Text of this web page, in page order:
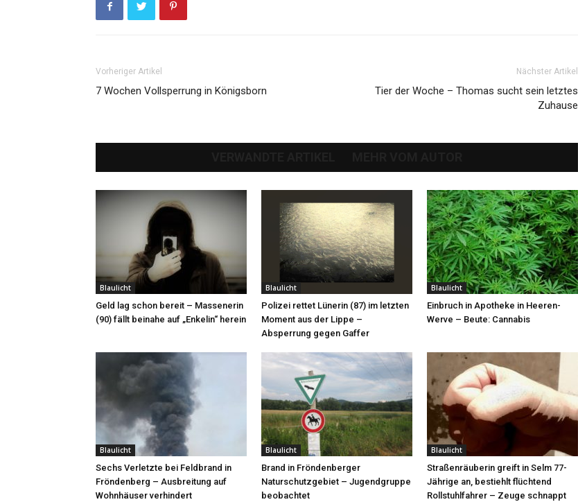
Vorheriger Artikel
7 Wochen Vollsperrung in Königsborn
Nächster Artikel
Tier der Woche – Thomas sucht sein letztes
Zuhause
Blaulicht
Geld lag schon bereit – Massenerin
(90) fällt beinahe auf „Enkelin“ herein
Blaulicht
Polizei rettet Lünerin (87) im letzten
Moment aus der Lippe –
Absperrung gegen Gaffer
Blaulicht
Einbruch in Apotheke in Heeren-
Werve – Beute: Cannabis
Blaulicht
Sechs Verletzte bei Feldbrand in
Fröndenberg – Ausbreitung auf
Wohnhäuser verhindert
Blaulicht
Brand in Fröndenberger
Naturschutzgebiet – Jugendgruppe
beobachtet
Blaulicht
Straßenräuberin greift in Selm 77-
Jährige an, bestiehlt flüchtend
Rollstuhlfahrer – Zeuge schnappt